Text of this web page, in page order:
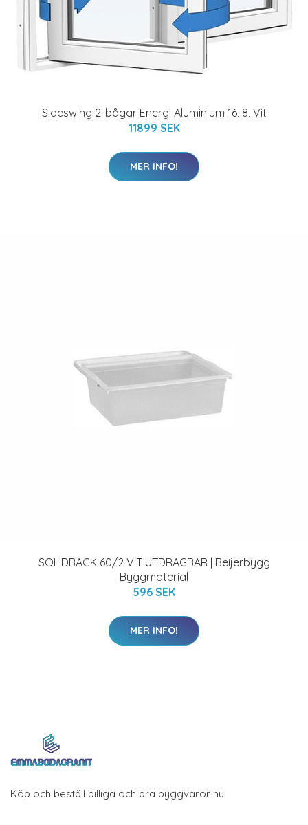
Sideswing 2-bågar Energi Aluminium 16, 8, Vit
11899 SEK
MER INFO!
SOLIDBACK 60/2 VIT UTDRAGBAR | Beijerbygg
Byggmaterial
596 SEK
MER INFO!
Köp och beställ billiga och bra byggvaror nu!